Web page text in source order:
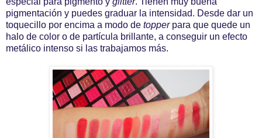
pigmentación y puedes graduar la intensidad. Desde dar un
toquecillo por encima a modo de topper para que quede un
halo de color o de partícula brillante, a conseguir un efecto
metálico intenso si las trabajamos más.